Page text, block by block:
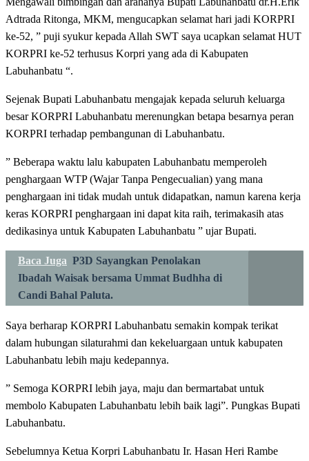
Adtrada Ritonga, MKM, mengucapkan selamat hari jadi KORPRI
ke-52, ” puji syukur kepada Allah SWT saya ucapkan selamat HUT
KORPRI ke-52 terhusus Korpri yang ada di Kabupaten
Labuhanbatu “.
Sejenak Bupati Labuhanbatu mengajak kepada seluruh keluarga
besar KORPRI Labuhanbatu merenungkan betapa besarnya peran
KORPRI terhadap pembangunan di Labuhanbatu.
” Beberapa waktu lalu kabupaten Labuhanbatu memperoleh
penghargaan WTP (Wajar Tanpa Pengecualian) yang mana
penghargaan ini tidak mudah untuk didapatkan, namun karena kerja
keras KORPRI penghargaan ini dapat kita raih, terimakasih atas
dedikasinya untuk Kabupaten Labuhanbatu ” ujar Bupati.
Baca Juga P3D Sayangkan Penolakan
Ibadah Waisak bersama Ummat Budhha di
Candi Bahal Paluta.
Saya berharap KORPRI Labuhanbatu semakin kompak terikat
dalam hubungan silaturahmi dan kekeluargaan untuk kabupaten
Labuhanbatu lebih maju kedepannya.
” Semoga KORPRI lebih jaya, maju dan bermartabat untuk
membolo Kabupaten Labuhanbatu lebih baik lagi”. Pungkas Bupati
Labuhanbatu.
Sebelumnya Ketua Korpri Labuhanbatu Ir. Hasan Heri Rambe